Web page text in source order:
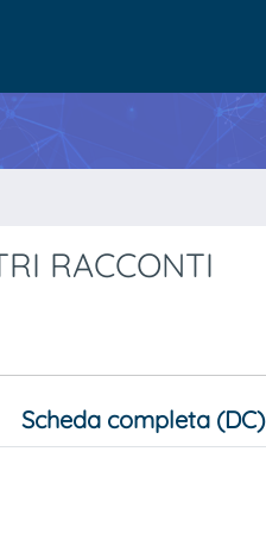
RACCONTI
Scheda completa (DC)